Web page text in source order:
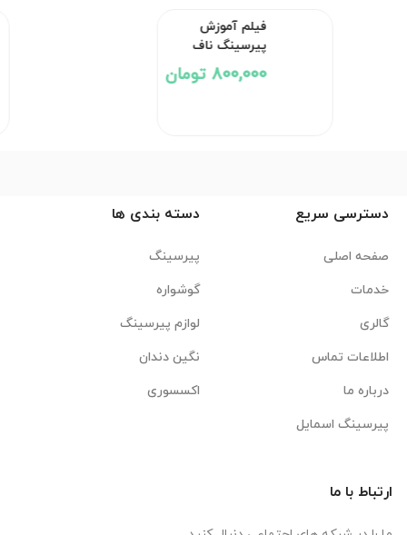
فیلم آموزش پیرسینگ ناف
800,000 تومان
دسترسی سریع
صفحه اصلی
خدمات
گالری
اطلاعات تماس
درباره ما
پیرسینگ اسمایل
دسته بندی ها
پیرسینگ
گوشواره
لوازم پیرسینگ
نگین دندان
اکسسوری
ارتباط با ما